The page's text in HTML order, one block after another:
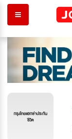
กรุงไทยแอกซ่าประกัน
ชีวิต